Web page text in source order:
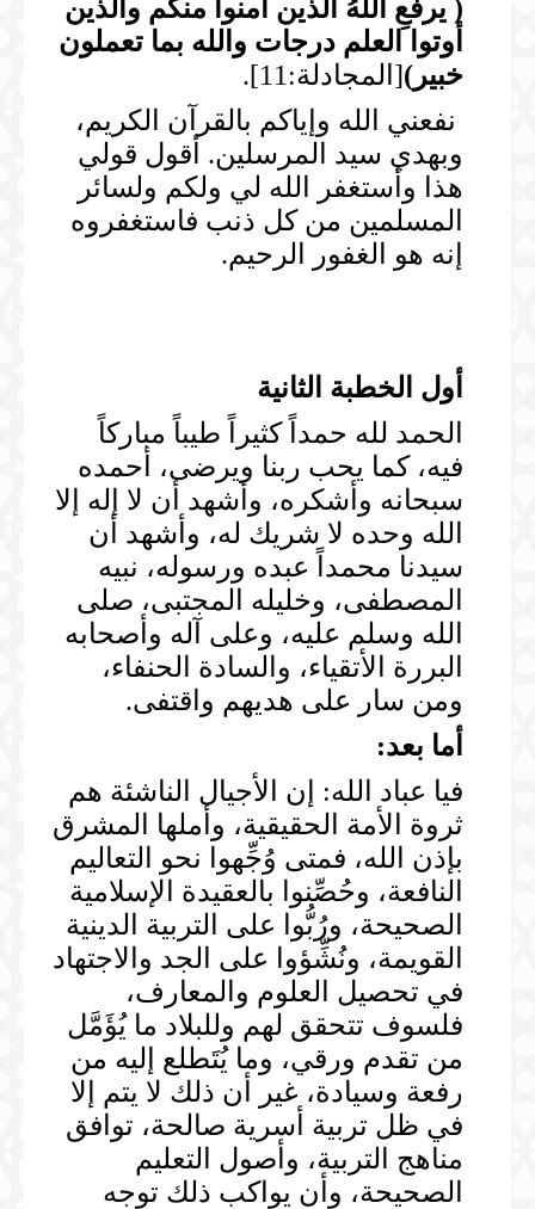
( يرفعِ اللهُ الذين آمنوا منكم والذين
أوتوا العلم درجات والله بما تعملون
خبير )[المجادلة:11].
نفعني الله وإياكم بالقرآن الكريم،
وبهدي سيد المرسلين. أقول قولي
هذا وأستغفر الله لي ولكم ولسائر
المسلمين من كل ذنب فاستغفروه
إنه هو الغفور الرحيم.
أول الخطبة الثانية
الحمد لله حمداً كثيراً طيباً مباركاً
فيه، كما يحب ربنا ويرضى، أحمده
سبحانه وأشكره، وأشهد أن لا إله إلا
الله وحده لا شريك له، وأشهد أن
سيدنا محمداً عبده ورسوله، نبيه
المصطفى، وخليله المجتبى، صلى
الله وسلم عليه، وعلى آله وأصحابه
البررة الأتقياء، والسادة الحنفاء،
ومن سار على هديهم واقتفى.
أما بعد:
فيا عباد الله: إن الأجيال الناشئة هم
ثروة الأمة الحقيقية، وأملها المشرق
بإذن الله، فمتى وُجِّهوا نحو التعاليم
النافعة، وحُصِّنوا بالعقيدة الإسلامية
الصحيحة، ورُبُّوا على التربية الدينية
القويمة، ونُشِّؤوا على الجد والاجتهاد
في تحصيل العلوم والمعارف،
فلسوف تتحقق لهم وللبلاد ما يُؤَمَّل
من تقدم ورقي، وما يُتَطلع إليه من
رفعة وسيادة، غير أن ذلك لا يتم إلا
في ظل تربية أسرية صالحة، توافق
مناهج التربية، وأصول التعليم
الصحيحة، وأن يواكب ذلك توجه